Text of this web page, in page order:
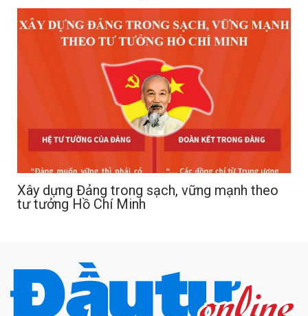
Xây dựng Đảng trong sạch, vững mạnh theo
tư tưởng Hồ Chí Minh